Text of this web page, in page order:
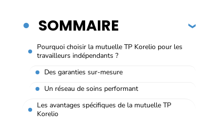
SOMMAIRE
Pourquoi choisir la mutuelle TP Korelio pour les
travailleurs indépendants ?
Des garanties sur-mesure
Un réseau de soins performant
Les avantages spécifiques de la mutuelle TP
Korelio